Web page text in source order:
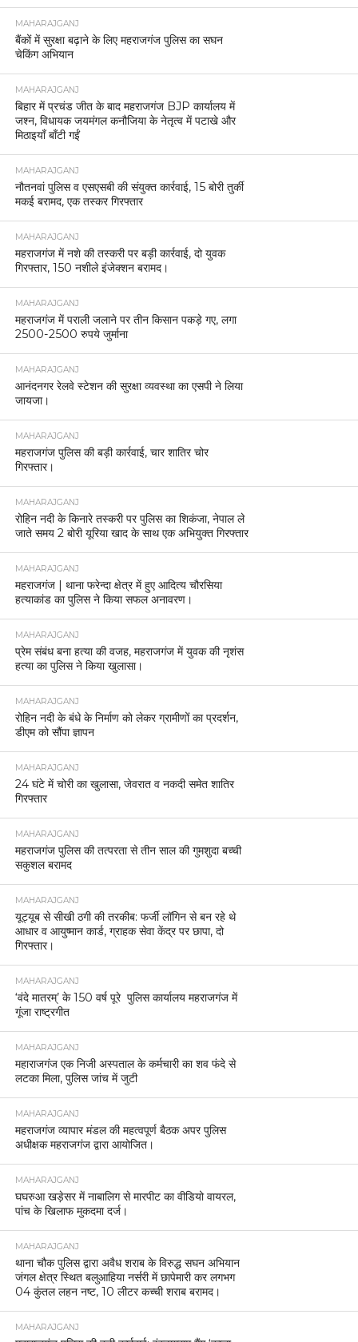
MAHARAJGANJ
बैंकों में सुरक्षा बढ़ाने के लिए महराजगंज पुलिस का सघन
चेकिंग अभियान
MAHARAJGANJ
बिहार में प्रचंड जीत के बाद महराजगंज BJP कार्यालय में
जश्न, विधायक जयमंगल कनौजिया के नेतृत्व में पटाखे और
मिठाइयाँ बाँटी गईं
MAHARAJGANJ
नौतनवां पुलिस व एसएसबी की संयुक्त कार्रवाई, 15 बोरी तुर्की
मकई बरामद, एक तस्कर गिरफ्तार
MAHARAJGANJ
महराजगंज में नशे की तस्करी पर बड़ी कार्रवाई, दो युवक
गिरफ्तार, 150 नशीले इंजेक्शन बरामद।
MAHARAJGANJ
महराजगंज में पराली जलाने पर तीन किसान पकड़े गए, लगा
2500-2500 रुपये जुर्माना
MAHARAJGANJ
आनंदनगर रेलवे स्टेशन की सुरक्षा व्यवस्था का एसपी ने लिया
जायजा।
MAHARAJGANJ
महराजगंज पुलिस की बड़ी कार्रवाई, चार शातिर चोर
गिरफ्तार।
MAHARAJGANJ
रोहिन नदी के किनारे तस्करी पर पुलिस का शिकंजा, नेपाल ले
जाते समय 2 बोरी यूरिया खाद के साथ एक अभियुक्त गिरफ्तार
MAHARAJGANJ
महराजगंज | थाना फरेन्दा क्षेत्र में हुए आदित्य चौरसिया
हत्याकांड का पुलिस ने किया सफल अनावरण।
MAHARAJGANJ
प्रेम संबंध बना हत्या की वजह, महराजगंज में युवक की नृशंस
हत्या का पुलिस ने किया खुलासा।
MAHARAJGANJ
रोहिन नदी के बंधे के निर्माण को लेकर ग्रामीणों का प्रदर्शन,
डीएम को सौंपा ज्ञापन
MAHARAJGANJ
24 घंटे में चोरी का खुलासा, जेवरात व नकदी समेत शातिर
गिरफ्तार
MAHARAJGANJ
महराजगंज पुलिस की तत्परता से तीन साल की गुमशुदा बच्ची
सकुशल बरामद
MAHARAJGANJ
यूट्यूब से सीखी ठगी की तरकीब: फर्जी लॉगिन से बन रहे थे
आधार व आयुष्मान कार्ड, ग्राहक सेवा केंद्र पर छापा, दो
गिरफ्तार।
MAHARAJGANJ
‘वंदे मातरम्’ के 150 वर्ष पूरे पुलिस कार्यालय महराजगंज में
गूंजा राष्ट्रगीत
MAHARAJGANJ
महाराजगंज एक निजी अस्पताल के कर्मचारी का शव फंदे से
लटका मिला, पुलिस जांच में जुटी
MAHARAJGANJ
महराजगंज व्यापार मंडल की महत्वपूर्ण बैठक अपर पुलिस
अधीक्षक महराजगंज द्वारा आयोजित।
MAHARAJGANJ
घघरुआ खड़ेसर में नाबालिग से मारपीट का वीडियो वायरल,
पांच के खिलाफ मुकदमा दर्ज।
MAHARAJGANJ
थाना चौक पुलिस द्वारा अवैध शराब के विरुद्ध सघन अभियान
जंगल क्षेत्र स्थित बलुआहिया नर्सरी में छापेमारी कर लगभग
04 कुंतल लहन नष्ट, 10 लीटर कच्ची शराब बरामद।
MAHARAJGANJ